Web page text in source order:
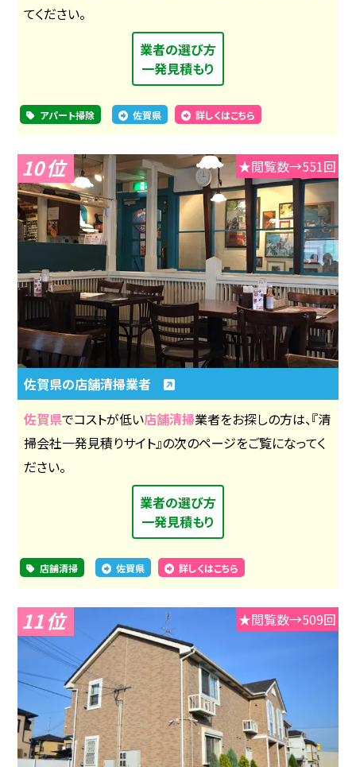
てください。
業者の選び方
一発見積もり
アパート掃除 佐賀県 詳しくはこちら
10 ★閲覧数→551回
佐賀県の店舗清掃業者
佐賀県でコストが低い店舗清掃業者をお探しの方は、『清
掃会社一発見積りサイト』の次のページをご覧になってく
ださい。
業者の選び方
一発見積もり
店舗清掃 佐賀県 詳しくはこちら
11 ★閲覧数→509回